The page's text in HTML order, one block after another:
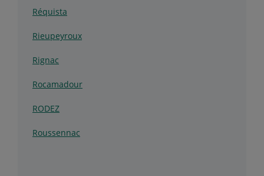
Réquista
Rieupeyroux
Rignac
Rocamadour
RODEZ
Roussennac